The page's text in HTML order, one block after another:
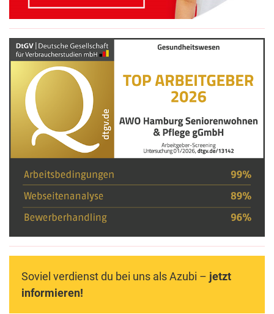
Soviel verdienst du bei uns als Azubi – jetzt
informieren!